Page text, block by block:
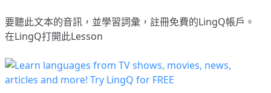
要聽此文本的音訊，並學習詞彙， 註冊免費的LingQ帳戶。
在LingQ打開此Lesson